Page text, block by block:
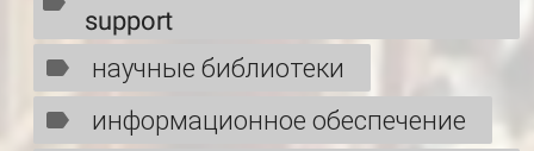
support
научные библиотеки
информационное обеспечение